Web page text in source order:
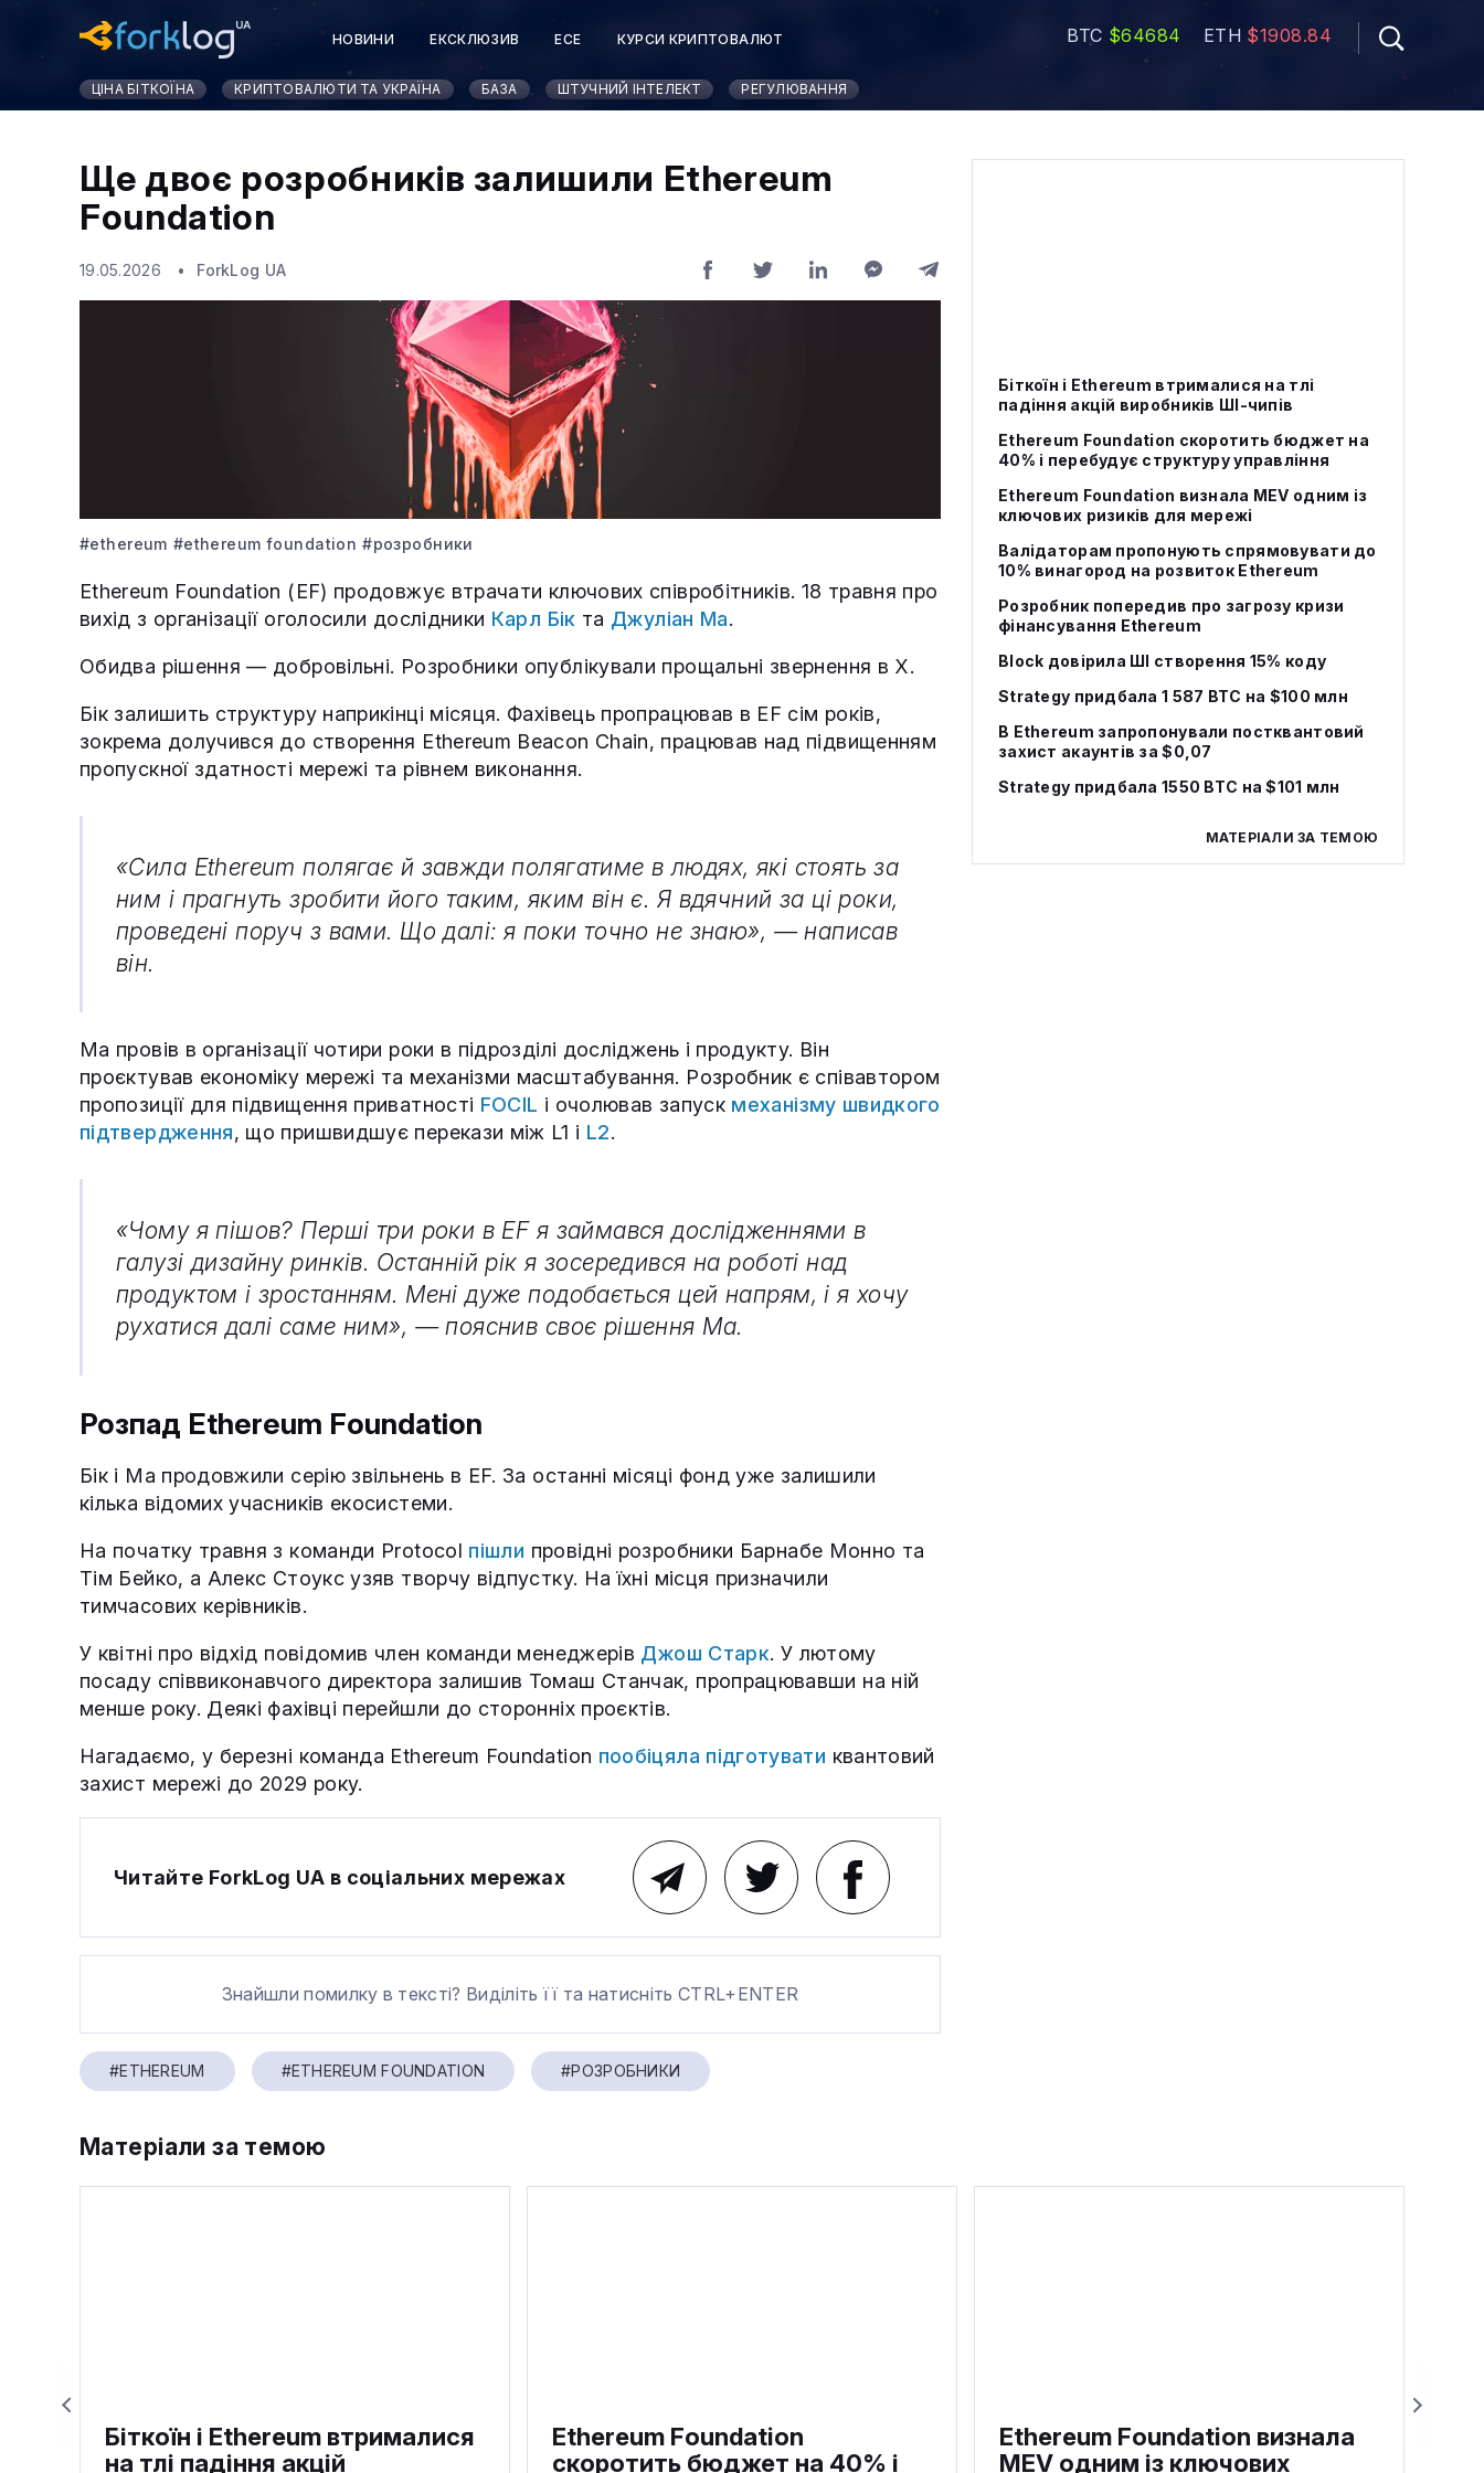
НОВИНИ ЕКСКЛЮЗИВ ЕСЕ КУРСИ КРИПТОВАЛЮТ BTC $64684 ETH $1908.84
ЦІНА БІТКОЇНА КРИПТОВАЛЮТИ ТА УКРАЇНА БАЗА ШТУЧНИЙ ІНТЕЛЕКТ РЕГУЛЮВАННЯ
Біткоїн і Ethereum втрималися на тлі
падіння акцій виробників ШІ-чипів
Ethereum Foundation скоротить бюджет на
40% і перебудує структуру управління
Ethereum Foundation визнала MEV одним із
ключових ризиків для мережі
Валідаторам пропонують спрямовувати до
10% винагород на розвиток Ethereum
Розробник попередив про загрозу кризи
фінансування Ethereum
Block довірила ШІ створення 15% коду
Strategy придбала 1 587 BTC на $100 млн
В Ethereum запропонували постквантовий
захист акаунтів за $0,07
Strategy придбала 1550 BTC на $101 млн
МАТЕРІАЛИ ЗА ТЕМОЮ
Ще двоє розробників залишили Ethereum
Foundation
19.05.2026 ForkLog UA
#ethereum #ethereum foundation #розробники
Ethereum Foundation (EF) продовжує втрачати ключових співробітників. 18 травня про
вихід з організації оголосили дослідники Карл Бік та Джуліан Ма.
Обидва рішення — добровільні. Розробники опублікували прощальні звернення в X.
Бік залишить структуру наприкінці місяця. Фахівець пропрацював в EF сім років,
зокрема долучився до створення Ethereum Beacon Chain, працював над підвищенням
пропускної здатності мережі та рівнем виконання.
«Сила Ethereum полягає й завжди полягатиме в людях, які стоять за
ним і прагнуть зробити його таким, яким він є. Я вдячний за ці роки,
проведені поруч з вами. Що далі: я поки точно не знаю», — написав
він.
Ма провів в організації чотири роки в підрозділі досліджень і продукту. Він
проєктував економіку мережі та механізми масштабування. Розробник є співавтором
пропозиції для підвищення приватності FOCIL і очолював запуск механізму швидкого
підтвердження, що пришвидшує перекази між L1 і L2.
«Чому я пішов? Перші три роки в EF я займався дослідженнями в
галузі дизайну ринків. Останній рік я зосередився на роботі над
продуктом і зростанням. Мені дуже подобається цей напрям, і я хочу
рухатися далі саме ним», — пояснив своє рішення Ма.
Розпад Ethereum Foundation
Бік і Ма продовжили серію звільнень в EF. За останні місяці фонд уже залишили
кілька відомих учасників екосистеми.
На початку травня з команди Protocol пішли провідні розробники Барнабе Монно та
Тім Бейко, а Алекс Стоукс узяв творчу відпустку. На їхні місця призначили
тимчасових керівників.
У квітні про відхід повідомив член команди менеджерів Джош Старк. У лютому
посаду співвиконавчого директора залишив Томаш Станчак, пропрацювавши на ній
менше року. Деякі фахівці перейшли до сторонніх проєктів.
Нагадаємо, у березні команда Ethereum Foundation пообіцяла підготувати квантовий
захист мережі до 2029 року.
Читайте ForkLog UA в соціальних мережах
Знайшли помилку в тексті? Виділіть її та натисніть CTRL+ENTER
#ETHEREUM #ETHEREUM FOUNDATION #РОЗРОБНИКИ
Матеріали за темою
Біткоїн і Ethereum втрималися
на тлі падіння акцій
Ethereum Foundation
скоротить бюджет на 40% і
Ethereum Foundation визнала
MEV одним із ключових